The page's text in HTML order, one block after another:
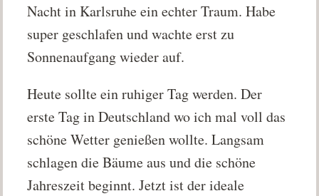
Nacht in Karlsruhe ein echter Traum. Habe
super geschlafen und wachte erst zu
Sonnenaufgang wieder auf.
Heute sollte ein ruhiger Tag werden. Der
erste Tag in Deutschland wo ich mal voll das
schöne Wetter genießen wollte. Langsam
schlagen die Bäume aus und die schöne
Jahreszeit beginnt. Jetzt ist der ideale